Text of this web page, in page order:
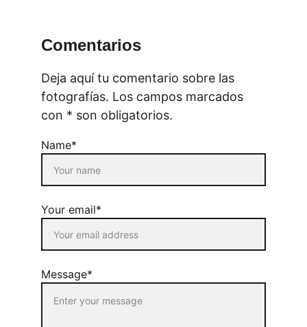
Comentarios
Deja aquí tu comentario sobre las
fotografías. Los campos marcados
con * son obligatorios.
Name*
Your email*
Message*